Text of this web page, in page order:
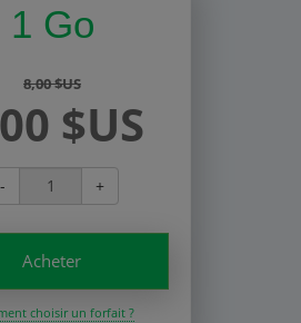
1 Go
8,00 $US
$US
- +
Acheter
choisir un forfait ?